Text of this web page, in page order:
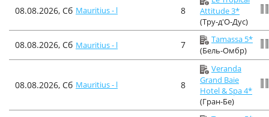
08.08.2026, Сб Mauritius - l 8
Attitude 3*
(Тру-д'О-Дус)
08.08.2026, Сб Mauritius - l 7
Tamassa 5*
(Бель-Омбр)
08.08.2026, Сб Mauritius - l 8
Veranda
Grand Baie
Hotel & Spa 4*
(Гран-Бе)